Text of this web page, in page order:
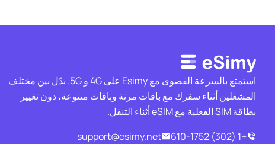
استمتع بالسرعة القصوى مع Esimy على 4G و 5G. بدّل بين مختلف
المشغلين أثناء سفرك مع باقات مرنة وباقات متنوعة، دون تغيير
بطاقة SIM الفعلية مع eSIM أثناء التنقل.
+1 (302) 610-1752
support@esimy.net